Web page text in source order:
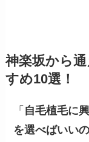
神楽坂から
すめ10選！
「 自毛植毛に
を選べばいい